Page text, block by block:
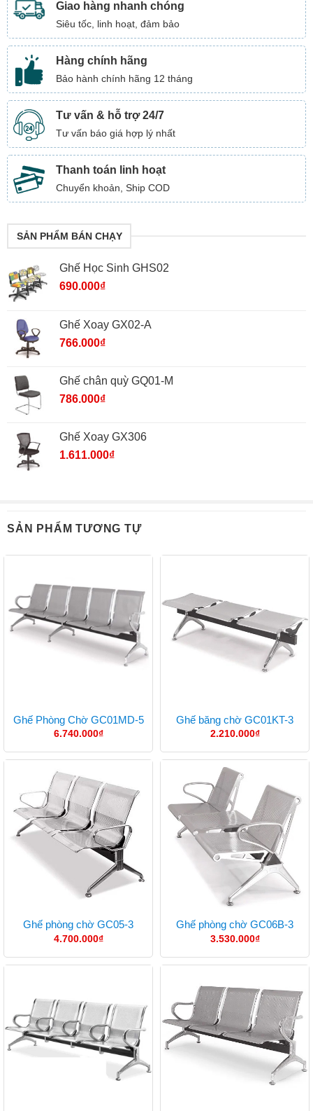
Giao hàng nhanh chóng
Siêu tốc, linh hoạt, đảm bảo
Hàng chính hãng
Bảo hành chính hãng 12 tháng
Tư vấn & hỗ trợ 24/7
Tư vấn báo giá hợp lý nhất
Thanh toán linh hoạt
Chuyển khoản, Ship COD
SẢN PHẨM BÁN CHẠY
Ghế Học Sinh GHS02
690.000₫
Ghế Xoay GX02-A
766.000₫
Ghế chân quỳ GQ01-M
786.000₫
Ghế Xoay GX306
1.611.000₫
SẢN PHẨM TƯƠNG TỰ
Ghế Phòng Chờ GC01MD-5
6.740.000₫
Ghế băng chờ GC01KT-3
2.210.000₫
Ghế phòng chờ GC05-3
4.700.000₫
Ghế phòng chờ GC06B-3
3.530.000₫